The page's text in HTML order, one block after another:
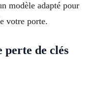
modèle adapté pour
votre porte.
perte de clés